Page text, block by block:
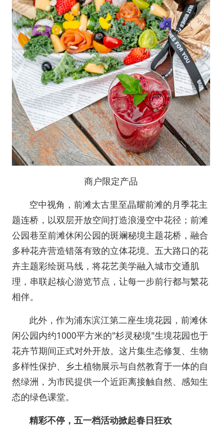
商户限定产品
空中视角，前滩太古里至晶耀前滩的月季花主
题连桥，以双层开放空间打造浪漫空中花径；前滩
公园巷至前滩休闲公园的斑斓秘境主题花桥，融合
多种花卉营造错落有致的立体花境。五大路口的花
卉主题彩绘斑马线，将花艺美学融入城市交通肌
理，串联起核心游览节点，让每一步前行都与繁花
相伴。
此外，作为浦东滨江第二座生境花园，前滩休
闲公园内约1000平方米的"杉灵秘境"生境花园也于
花卉节期间正式对外开放。这片集生态修复、生物
多样性保护、乡土植物展示与自然教育于一体的自
然绿洲，为市民提供一个近距离接触自然、感知生
态的绿色课堂。
精彩不停，五一档活动掀起春日狂欢